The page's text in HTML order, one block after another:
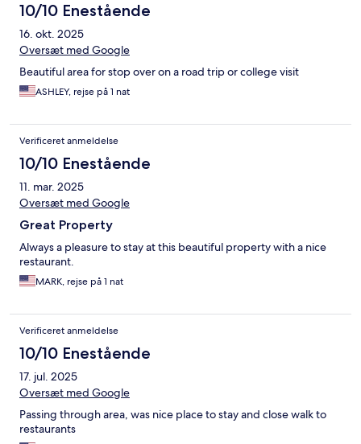
10/10 Enestående
16. okt. 2025
Oversæt med Google
Beautiful area for stop over on a road trip or college visit
ASHLEY, rejse på 1 nat
Verificeret anmeldelse
10/10 Enestående
11. mar. 2025
Oversæt med Google
Great Property
Always a pleasure to stay at this beautiful property with a nice
restaurant.
MARK, rejse på 1 nat
Verificeret anmeldelse
10/10 Enestående
17. jul. 2025
Oversæt med Google
Passing through area, was nice place to stay and close walk to
restaurants